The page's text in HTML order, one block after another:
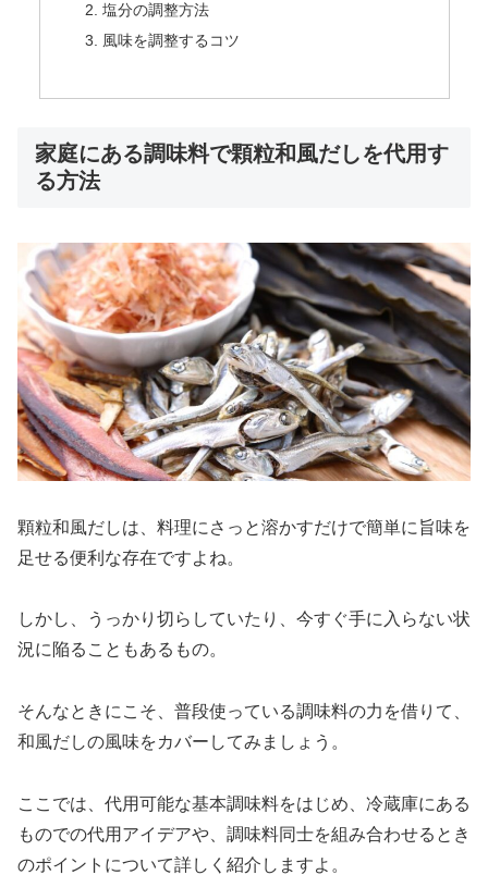
塩分の調整方法
風味を調整するコツ
家庭にある調味料で顆粒和風だしを代用す
る方法
顆粒和風だしは、料理にさっと溶かすだけで簡単に旨味を
足せる便利な存在ですよね。
しかし、うっかり切らしていたり、今すぐ手に入らない状
況に陥ることもあるもの。
そんなときにこそ、普段使っている調味料の力を借りて、
和風だしの風味をカバーしてみましょう。
ここでは、代用可能な基本調味料をはじめ、冷蔵庫にある
ものでの代用アイデアや、調味料同士を組み合わせるとき
のポイントについて詳しく紹介しますよ。